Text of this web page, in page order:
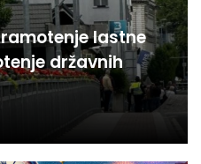
lastne
državnih